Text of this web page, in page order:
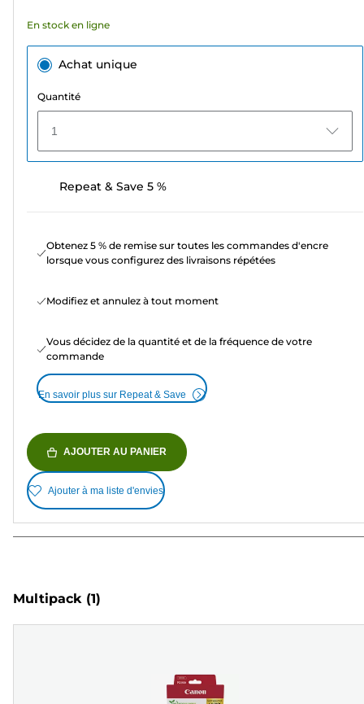
En stock en ligne
Achat unique
Quantité
1
Repeat & Save 5 %
Obtenez 5 % de remise sur toutes les commandes d'encre
lorsque vous configurez des livraisons répétées
Modifiez et annulez à tout moment
Vous décidez de la quantité et de la fréquence de votre
commande
En savoir plus sur Repeat & Save
AJOUTER AU PANIER
Ajouter à ma liste d'envies
Multipack (1)